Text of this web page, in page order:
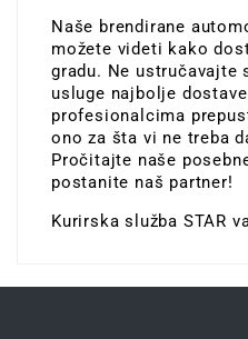
Naše brendirane
možete videti kako
gradu. Ne
usluge najbolje
profesionalcima
ono za šta vi ne treba
Pročitajte naše
postanite naš partner!
Kurirska služba STAR